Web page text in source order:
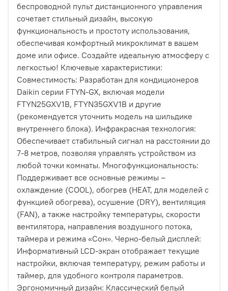
беспроводной пульт дистанционного управления
сочетает стильный дизайн, высокую
функциональность и простоту использования,
обеспечивая комфортный микроклимат в вашем
доме или офисе. Создайте идеальную атмосферу с
легкостью! Ключевые характеристики:
Совместимость: Разработан для кондиционеров
Daikin серии FTYN-GX, включая модели
FTYN25GXV1B, FTYN35GXV1B и другие
(рекомендуется уточнить модель на шильдике
внутреннего блока). Инфракрасная технология:
Обеспечивает стабильный сигнал на расстоянии до
7-8 метров, позволяя управлять устройством из
любой точки комнаты. Многофункциональность:
Поддерживает все основные режимы –
охлаждение (COOL), обогрев (HEAT, для моделей с
функцией обогрева), осушение (DRY), вентиляция
(FAN), а также настройку температуры, скорости
вентилятора, направления воздушного потока,
таймера и режима «Сон». Черно-белый дисплей:
Информативный LCD-экран отображает текущие
настройки, включая температуру, режим работы и
таймер, для удобного контроля параметров.
Эргономичный дизайн: Классический белый